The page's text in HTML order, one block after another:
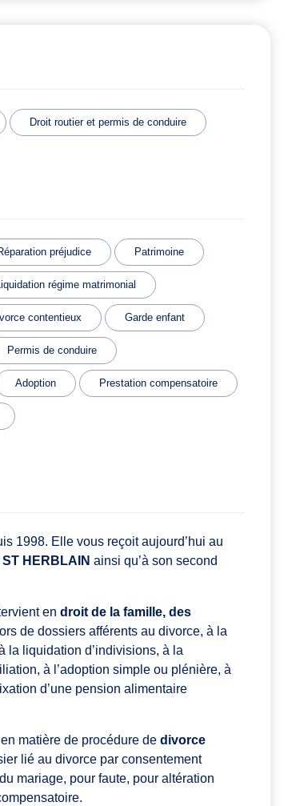
Droit routier et permis de conduire
préjudice Patrimoine
régime matrimonial
contentieux Garde enfant
Permis de conduire
Adoption Prestation compensatoire
1998. Elle vous reçoit aujourd’hui au
ST HERBLAIN ainsi qu’à son second
en droit de la famille, des
de dossiers afférents au divorce, à la
la liquidation d’indivisions, à la
à l’adoption simple ou plénière, à
d’une pension alimentaire
matière de procédure de divorce
lié au divorce par consentement
mariage, pour faute, pour altération